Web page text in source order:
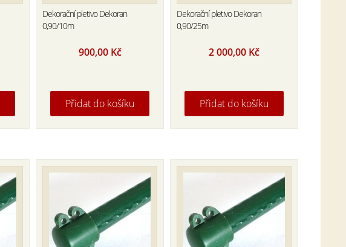
Dekorační pletivo Dekoran
0,90/10m
900,00 Kč
Přidat do košíku
Dekorační pletivo Dekoran
0,90/25m
2 000,00 Kč
Přidat do košíku